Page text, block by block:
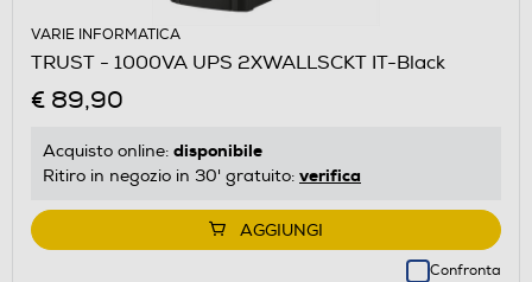
VARIE INFORMATICA
TRUST - 1000VA UPS 2XWALLSCKT IT-Black
€ 89,90
Acquisto online: disponibile
Ritiro in negozio in 30' gratuito: verifica
AGGIUNGI
Confronta